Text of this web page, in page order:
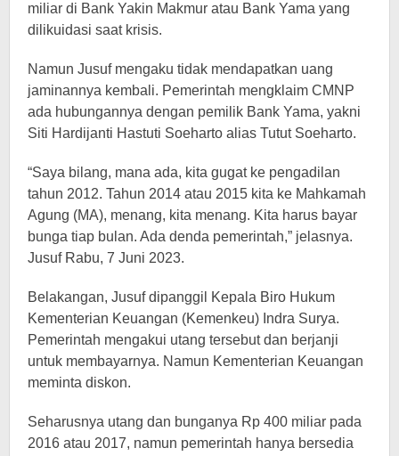
miliar di Bank Yakin Makmur atau Bank Yama yang
dilikuidasi saat krisis.
Namun Jusuf mengaku tidak mendapatkan uang
jaminannya kembali. Pemerintah mengklaim CMNP
ada hubungannya dengan pemilik Bank Yama, yakni
Siti Hardijanti Hastuti Soeharto alias Tutut Soeharto.
“Saya bilang, mana ada, kita gugat ke pengadilan
tahun 2012. Tahun 2014 atau 2015 kita ke Mahkamah
Agung (MA), menang, kita menang. Kita harus bayar
bunga tiap bulan. Ada denda pemerintah,” jelasnya.
Jusuf Rabu, 7 Juni 2023.
Belakangan, Jusuf dipanggil Kepala Biro Hukum
Kementerian Keuangan (Kemenkeu) Indra Surya.
Pemerintah mengakui utang tersebut dan berjanji
untuk membayarnya. Namun Kementerian Keuangan
meminta diskon.
Seharusnya utang dan bunganya Rp 400 miliar pada
2016 atau 2017, namun pemerintah hanya bersedia